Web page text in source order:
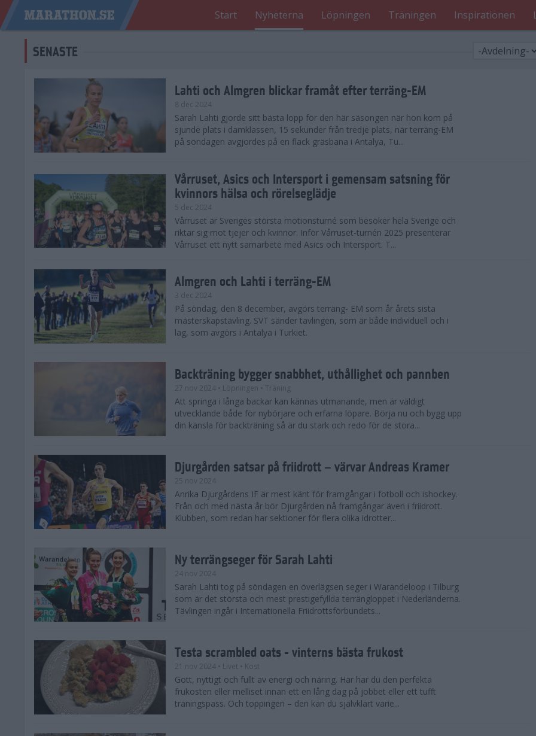
Start Nyheterna Löpningen Träningen Inspirationen
SENASTE
Lahti och Almgren blickar framåt efter terräng-EM
8 dec 2024
Sarah Lahti gjorde sitt bästa lopp för den här säsongen när hon kom på
sjunde plats i damklassen, 15 sekunder från tredje plats, när terräng-EM
på söndagen avgjordes på en flack gräsbana i Antalya, Tu...
Vårruset, Asics och Intersport i gemensam satsning för
kvinnors hälsa och rörelseglädje
5 dec 2024
Vårruset är Sveriges största motionsturné som besöker hela Sverige och
riktar sig mot tjejer och kvinnor. Inför Vårruset-turnén 2025 presenterar
Vårruset ett nytt samarbete med Asics och Intersport. T...
Almgren och Lahti i terräng-EM
3 dec 2024
På söndag, den 8 december, avgörs terräng- EM som år årets sista
mästerskapstävling. SVT sänder tävlingen, som är både individuell och i
lag, som avgörs i Antalya i Turkiet.
Backträning bygger snabbhet, uthållighet och pannben
27 nov 2024 • Löpningen • Träning
Att springa i långa backar kan kännas utmanande, men är väldigt
utvecklande både för nybörjare och erfarna löpare. Börja nu och bygg upp
din känsla för backträning så är du stark och redo för de stora...
Djurgården satsar på friidrott – värvar Andreas Kramer
25 nov 2024
Anrika Djurgårdens IF är mest känt för framgångar i fotboll och ishockey.
Från och med nästa år bör Djurgården nå framgångar även i friidrott.
Klubben, som redan har sektioner för flera olika idrotter...
Ny terrängseger för Sarah Lahti
24 nov 2024
Sarah Lahti tog på söndagen en överlägsen seger i Warandeloop i Tilburg
som är det största och mest prestigefyllda terrängloppet i Nederländerna.
Tävlingen ingår i Internationella Friidrottsförbundets...
Testa scrambled oats - vinterns bästa frukost
21 nov 2024 • Livet • Kost
Gott, nyttigt och fullt av energi och näring. Här har du den perfekta
frukosten eller melliset innan ett en lång dag på jobbet eller ett tufft
träningspass. Och toppingen – den kan du självklart varie...